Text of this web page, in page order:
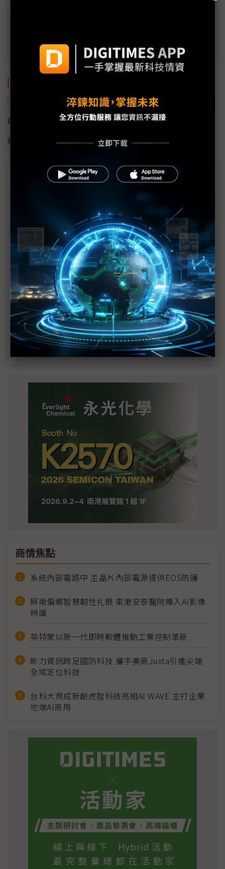
營收 廣運集團
加入已選取到「關鍵字追蹤」
什麼是「關鍵字追蹤」
近７天熱門報導
MLCC訂單過熱、出貨比創高 村田示警全球AI基
2027全年記憶體產能提前售罄 買家「祕而不
宣」只怕買不夠
英特爾EMIB良率達標 聯發科第2代ASIC產品
2028準時量產
SpaceX晶片採購大轉向 Elon Musk捨超微全面
採用NVIDIA
光進銅退更明確？ 聯發科估SerDes 448G為銅
線「最終戰場」
商情焦點
系統內部電路中 主晶片內部電源提供EOS防護
屏南偏鄉智慧韌性扎根 東港安泰醫院導入AI影像
辨識
英特蒙以新一代即時軟體推動工業控制革新
昕力資訊跨足國防科技 攜手美商Juxta引進尖端
全域定位科技
台科大育成新創虎智科技亮相AI WAVE 主打企業
地端AI商用